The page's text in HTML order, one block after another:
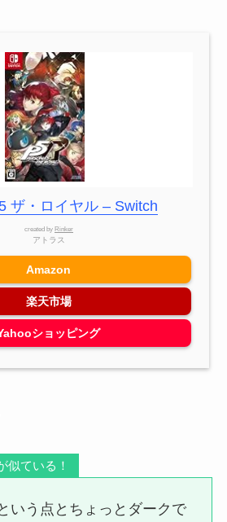
ザ・ロイヤル – Switch
created by Rinker
アトラス
Amazon
楽天市場
ショッピング
似ている！
いう点とちょっとダークで